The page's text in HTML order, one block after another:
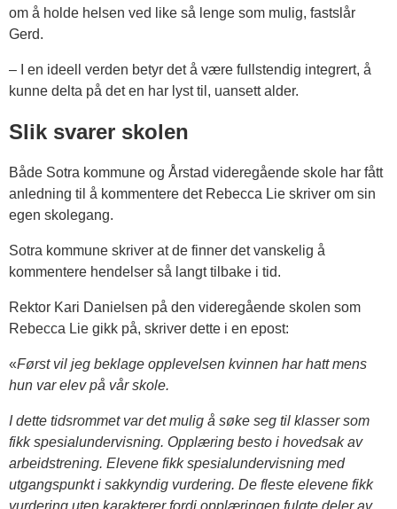
om å holde helsen ved like så lenge som mulig, fastslår
Gerd.
– I en ideell verden betyr det å være fullstendig integrert, å
kunne delta på det en har lyst til, uansett alder.
Slik svarer skolen
Både Sotra kommune og Årstad videregående skole har fått
anledning til å kommentere det Rebecca Lie skriver om sin
egen skolegang.
Sotra kommune skriver at de finner det vanskelig å
kommentere hendelser så langt tilbake i tid.
Rektor Kari Danielsen på den videregående skolen som
Rebecca Lie gikk på, skriver dette i en epost:
«Først vil jeg beklage opplevelsen kvinnen har hatt mens
hun var elev på vår skole.
I dette tidsrommet var det mulig å søke seg til klasser som
fikk spesialundervisning. Opplæring besto i hovedsak av
arbeidstrening. Elevene fikk spesialundervisning med
utgangspunkt i sakkyndig vurdering. De fleste elevene fikk
vurdering uten karakterer fordi opplæringen fulgte deler av